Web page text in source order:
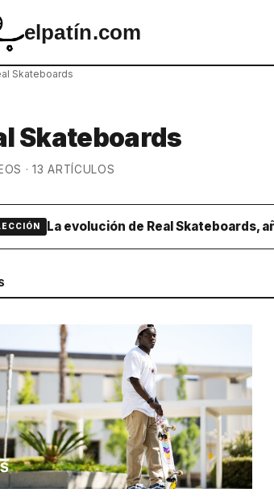
elpatín.com
Skateboards
Skateboards
· 13 ARTÍCULOS
La evolución de Real Skateboards,